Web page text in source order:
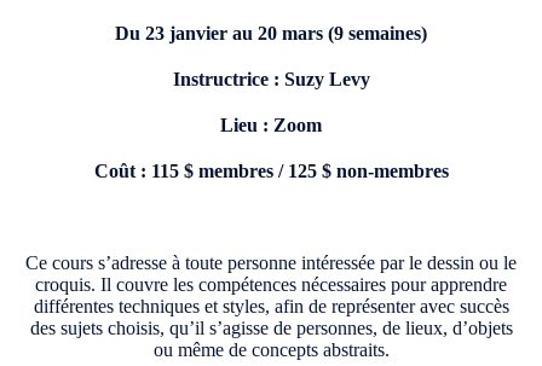
Du 23 janvier au 20 mars (9 semaines)
Instructrice : Suzy Levy
Lieu : Zoom
Coût : 115 $ membres / 125 $ non-membres
Ce cours s’adresse à toute personne intéressée par le dessin ou le
croquis. Il couvre les compétences nécessaires pour apprendre
différentes techniques et styles, afin de représenter avec succès
des sujets choisis, qu’il s’agisse de personnes, de lieux, d’objets
ou même de concepts abstraits.